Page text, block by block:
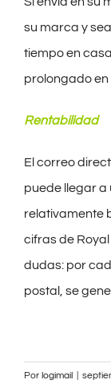
su marca y
tiempo en
prolongado en
Rentabilidad
El correo
puede llegar a
relativamente
cifras de Royal
dudas: por
postal, se
Por logimail